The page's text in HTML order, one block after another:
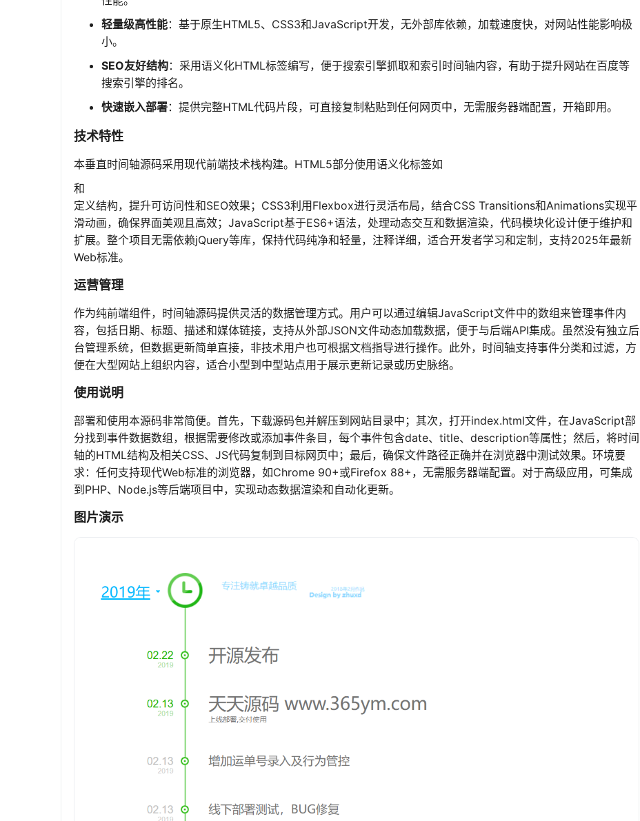
轻量级高性能：基于原生HTML5、CSS3和JavaScript开发，无外部库依赖，加载速度快，对网站性能影响极
小。
SEO友好结构：采用语义化HTML标签编写，便于搜索引擎抓取和索引时间轴内容，有助于提升网站在百度等
搜索引擎的排名。
快速嵌入部署：提供完整HTML代码片段，可直接复制粘贴到任何网页中，无需服务器端配置，开箱即用。
技术特性
本垂直时间轴源码采用现代前端技术栈构建。HTML5部分使用语义化标签如
和
定义结构，提升可访问性和SEO效果；CSS3利用Flexbox进行灵活布局，结合CSS Transitions和Animations实现平
滑动画，确保界面美观且高效；JavaScript基于ES6+语法，处理动态交互和数据渲染，代码模块化设计便于维护和
扩展。整个项目无需依赖jQuery等库，保持代码纯净和轻量，注释详细，适合开发者学习和定制，支持2025年最新
Web标准。
运营管理
作为纯前端组件，时间轴源码提供灵活的数据管理方式。用户可以通过编辑JavaScript文件中的数组来管理事件内
容，包括日期、标题、描述和媒体链接，支持从外部JSON文件动态加载数据，便于与后端API集成。虽然没有独立后
台管理系统，但数据更新简单直接，非技术用户也可根据文档指导进行操作。此外，时间轴支持事件分类和过滤，方
便在大型网站上组织内容，适合小型到中型站点用于展示更新记录或历史脉络。
使用说明
部署和使用本源码非常简便。首先，下载源码包并解压到网站目录中；其次，打开index.html文件，在JavaScript部
分找到事件数据数组，根据需要修改或添加事件条目，每个事件包含date、title、description等属性；然后，将时间
轴的HTML结构及相关CSS、JS代码复制到目标网页中；最后，确保文件路径正确并在浏览器中测试效果。环境要
求：任何支持现代Web标准的浏览器，如Chrome 90+或Firefox 88+，无需服务器端配置。对于高级应用，可集成
到PHP、Node.js等后端项目中，实现动态数据渲染和自动化更新。
图片演示